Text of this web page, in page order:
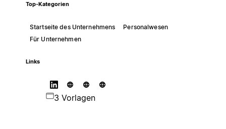
Top-Kategorien
Startseite des Unternehmens
Personalwesen
Für Unternehmen
Links
3 Vorlagen